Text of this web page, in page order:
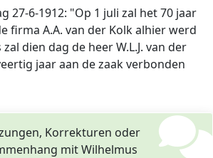
27-6-1912: "Op 1 juli zal het 70 jaar
firma A.A. van der Kolk alhier werd
dien dag de heer W.L.J. van der
jaar aan de zaak verbonden
Korrekturen oder
mit Wilhelmus